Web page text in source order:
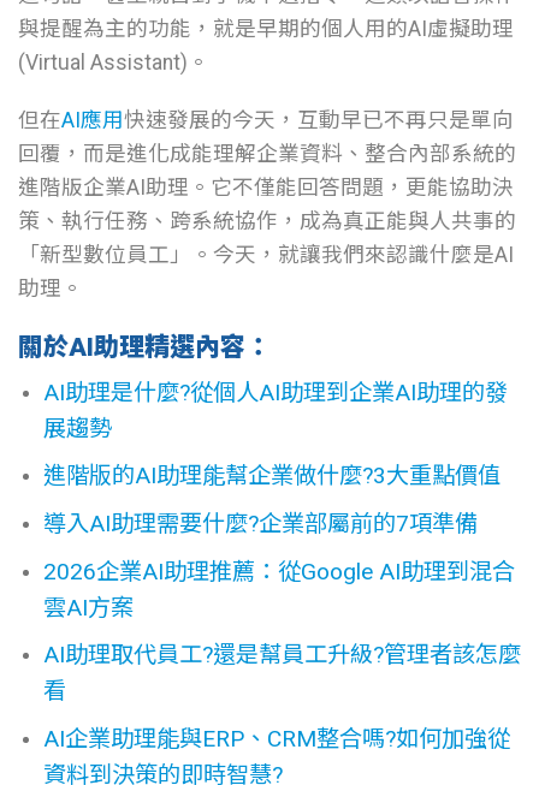
與提醒為主的功能，就是早期的個人用的AI虛擬助理
(Virtual Assistant)。
但在AI應用快速發展的今天，互動早已不再只是單向
回覆，而是進化成能理解企業資料、整合內部系統的
進階版企業AI助理。它不僅能回答問題，更能協助決
策、執行任務、跨系統協作，成為真正能與人共事的
「新型數位員工」。今天，就讓我們來認識什麼是AI
助理。
關於AI助理精選內容：
AI助理是什麼?從個人AI助理到企業AI助理的發
展趨勢
進階版的AI助理能幫企業做什麼?3大重點價值
導入AI助理需要什麼?企業部屬前的7項準備
2026企業AI助理推薦：從Google AI助理到混合
雲AI方案
AI助理取代員工?還是幫員工升級?管理者該怎麼
看
AI企業助理能與ERP、CRM整合嗎?如何加強從
資料到決策的即時智慧?